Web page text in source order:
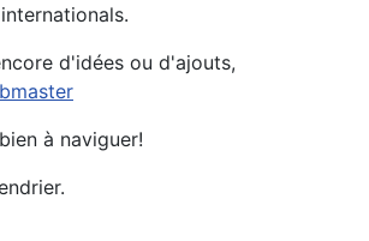
d'idées ou d'ajouts,
à naviguer!